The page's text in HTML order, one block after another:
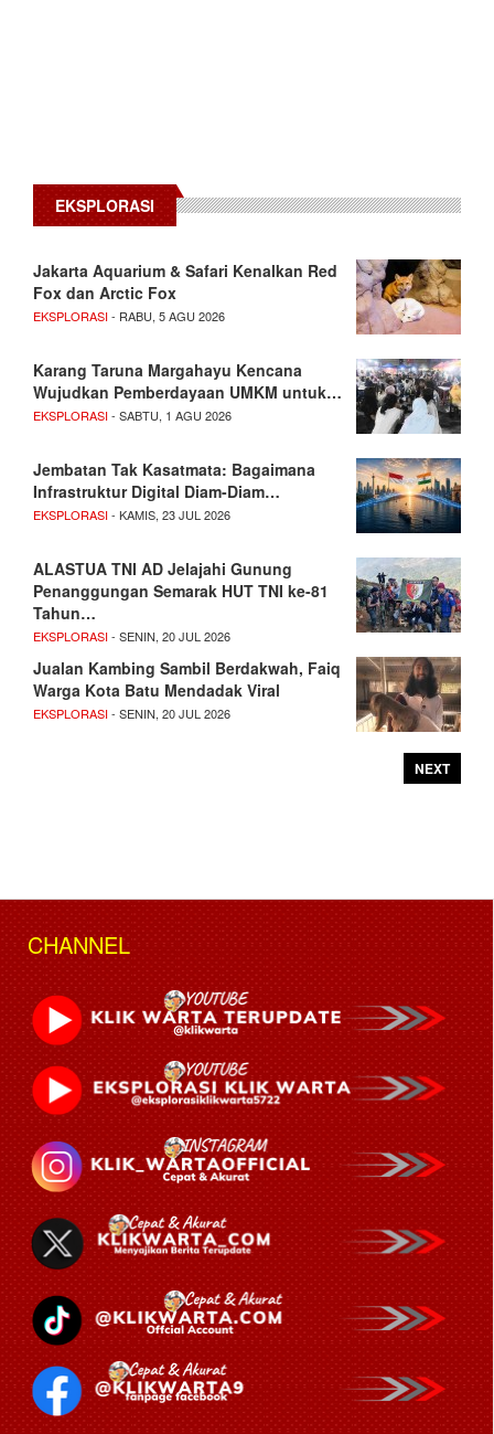
EKSPLORASI
Jakarta Aquarium & Safari Kenalkan Red
Fox dan Arctic Fox
EKSPLORASI- RABU, 5 AGU 2026
Karang Taruna Margahayu Kencana
Wujudkan Pemberdayaan UMKM untuk…
EKSPLORASI- SABTU, 1 AGU 2026
Jembatan Tak Kasatmata: Bagaimana
Infrastruktur Digital Diam-Diam…
EKSPLORASI- KAMIS, 23 JUL 2026
ALASTUA TNI AD Jelajahi Gunung
Penanggungan Semarak HUT TNI ke-81
Tahun…
EKSPLORASI- SENIN, 20 JUL 2026
Jualan Kambing Sambil Berdakwah, Faiq
Warga Kota Batu Mendadak Viral
EKSPLORASI- SENIN, 20 JUL 2026
NEXT
CHANNEL